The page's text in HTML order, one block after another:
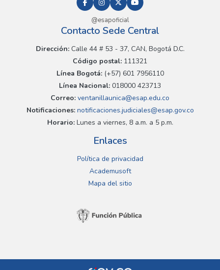
@esapoficial
Contacto Sede Central
Dirección:Calle 44 # 53 - 37, CAN, Bogotá D.C.
Código postal: 111321
Línea Bogotá:(+57) 601 7956110
Línea Nacional: 018000 423713
Correo: ventanillaunica@esap.edu.co
Notificaciones:notificaciones.judiciales@esap.gov.co
Horario:Lunes a viernes, 8 a.m. a 5 p.m.
Enlaces
Política de privacidad
Academusoft
Mapa del sitio